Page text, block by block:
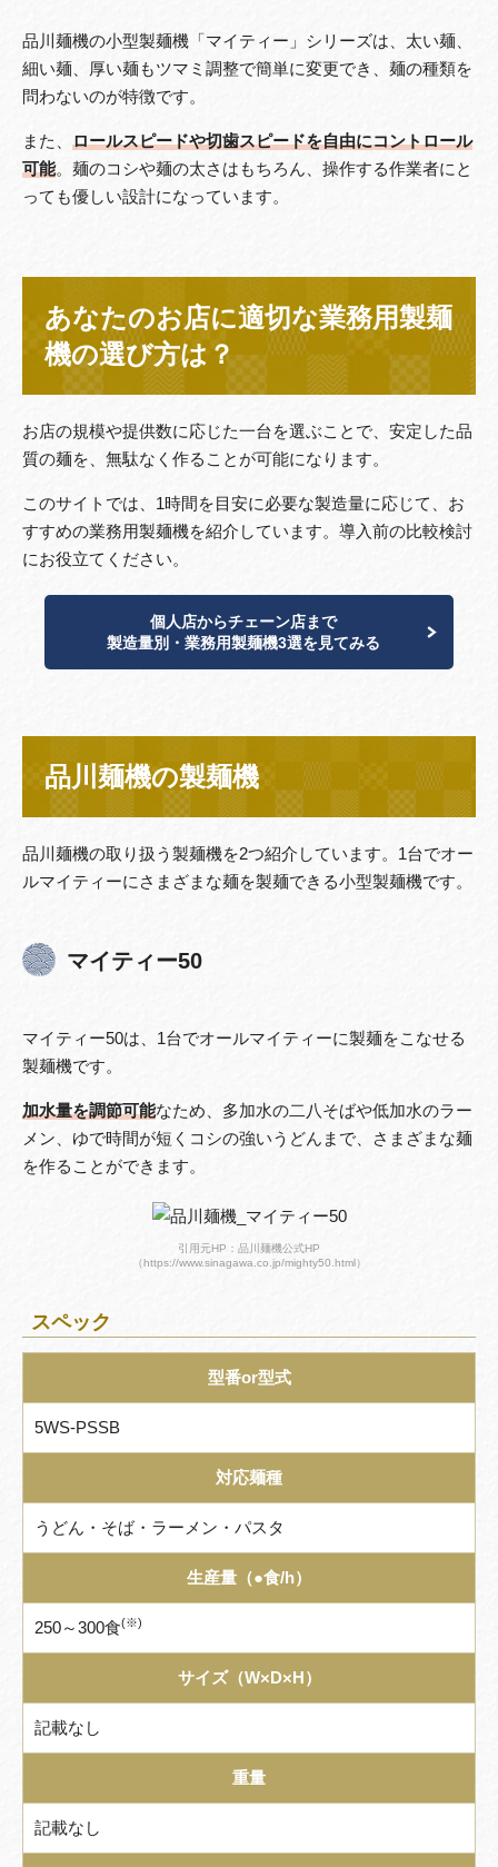
品川麺機の小型製麺機「マイティー」シリーズは、太い麺、
細い麺、厚い麺もツマミ調整で簡単に変更でき、麺の種類を
問わないのが特徴です。
また、 ロールスピードや切歯スピードを自由にコントロール
可能。麺のコシや麺の太さはもちろん、操作する作業者にと
っても優しい設計になっています。
あなたのお店に適切な業務用製麺
機の選び方は？
お店の規模や提供数に応じた一台を選ぶことで、安定した品
質の麺を、無駄なく作ることが可能になります。
このサイトでは、1時間を目安に必要な製造量に応じて、お
すすめの業務用製麺機を紹介しています。導入前の比較検討
にお役立てください。
個人店からチェーン店まで
製造量別・業務用製麺機3選を見てみる
品川麺機の製麺機
品川麺機の取り扱う製麺機を2つ紹介しています。1台でオー
ルマイティーにさまざまな麺を製麺できる小型製麺機です。
マイティー50
マイティー50は、1台でオールマイティーに製麺をこなせる
製麺機です。
加水量を調節可能なため、多加水の二八そばや低加水のラー
メン、ゆで時間が短くコシの強いうどんまで、さまざまな麺
を作ることができます。
引用元HP：品川麺機公式HP
（https://www.sinagawa.co.jp/mighty50.html）
スペック
型番or型式
5WS-PSSB
対応麺種
うどん・そば・ラーメン・パスタ
生産量（●食/h）
250～300食(※)
サイズ（W×D×H）
記載なし
重量
記載なし